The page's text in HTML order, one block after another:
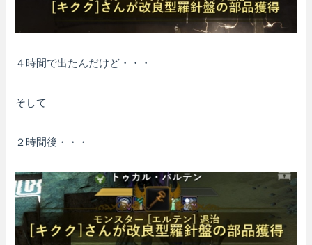
４時間で出たんだけど・・・
そして
２時間後・・・